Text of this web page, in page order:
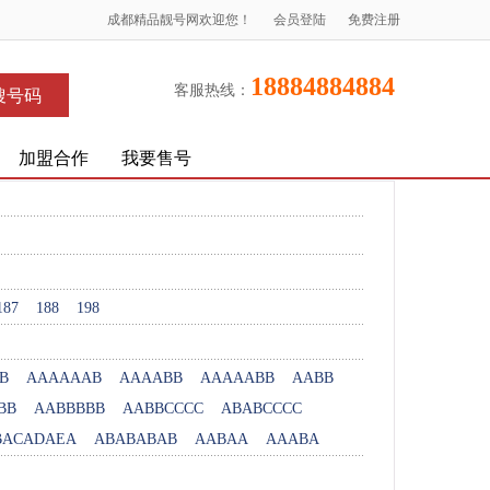
成都精品靓号网欢迎您！ 会员登陆 免费注册
号码 客服热线： 18884884884
加盟合作 我要售号
188 198
AAAAAAB AAAABB AAAAABB
AABB
AABBBBB AABBCCCC
ABABCCCC
ABABABAB AABAA AAABA